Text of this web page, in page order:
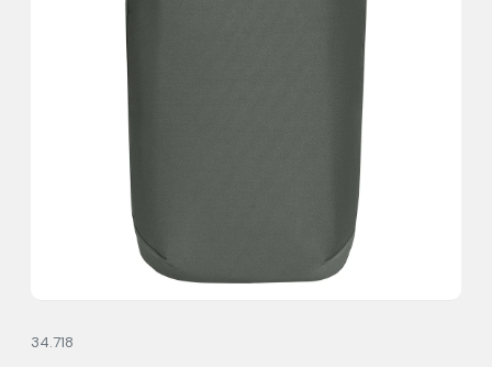
34.718